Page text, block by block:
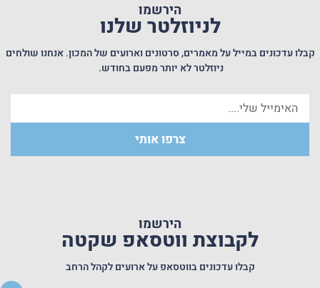
הירשמו
לניוזלטר שלנו
קבלו עדכונים במייל על מאמרים, סרטונים וארועים של המכון. אנחנו שולחים
ניוזלטר לא יותר מפעם בחודש.
צרפו אותי
הירשמו
לקבוצת ווטסאפ שקטה
קבלו עדכונים בווטסאפ על ארועים לקהל הרחב